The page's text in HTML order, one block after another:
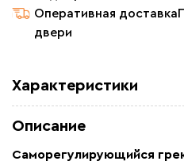
Оперативная доставка
двери
Характеристики
Описание
Саморегулирующийся